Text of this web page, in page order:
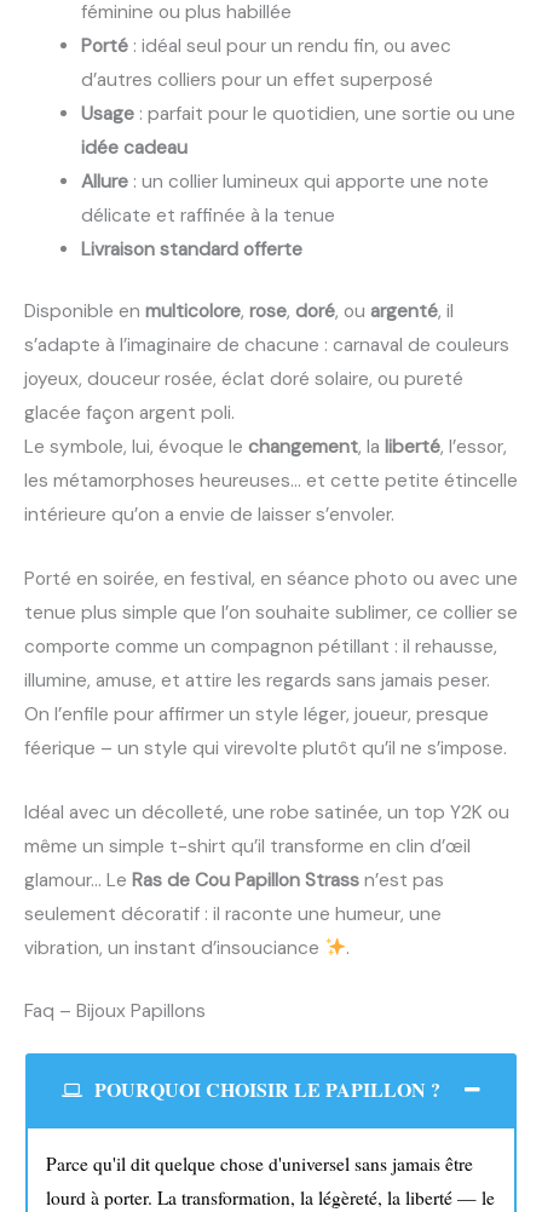
féminine ou plus habillée
Porté: idéal seul pour un rendu fin, ou avec
d’autres colliers pour un effet superposé
Usage: parfait pour le quotidien, une sortie ou une
idée cadeau
Allure: un collier lumineux qui apporte une note
délicate et raffinée à la tenue
Livraison standard offerte
Disponible en multicolore, rose, doré, ou argenté, il
s’adapte à l’imaginaire de chacune : carnaval de couleurs
joyeux, douceur rosée, éclat doré solaire, ou pureté
glacée façon argent poli.
Le symbole, lui, évoque le changement, la liberté, l’essor,
les métamorphoses heureuses… et cette petite étincelle
intérieure qu’on a envie de laisser s’envoler.
Porté en soirée, en festival, en séance photo ou avec une
tenue plus simple que l’on souhaite sublimer, ce collier se
comporte comme un compagnon pétillant : il rehausse,
illumine, amuse, et attire les regards sans jamais peser.
On l’enfile pour affirmer un style léger, joueur, presque
féerique – un style qui virevolte plutôt qu’il ne s’impose.
Idéal avec un décolleté, une robe satinée, un top Y2K ou
même un simple t-shirt qu’il transforme en clin d’œil
glamour… Le Ras de Cou Papillon Strass n’est pas
seulement décoratif : il raconte une humeur, une
vibration, un instant d’insouciance
.
Faq – Bijoux Papillons
POURQUOI CHOISIR LE PAPILLON ?
Parce qu'il dit quelque chose d'universel sans jamais être
lourd à porter. La transformation, la légèreté, la liberté — le